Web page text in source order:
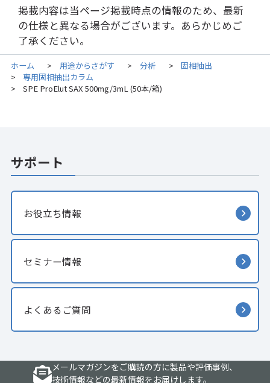
掲載内容は当ページ掲載時点の情報のため、最新
の仕様と異なる場合がございます。あらかじめご
了承ください。
ホーム > 用途からさがす > 分析 > 固相抽出
> 専用固相抽出カラム
> SPE ProElut SAX 500mg/3mL (50本/箱)
サポート
お役立ち情報
セミナー情報
よくあるご質問
メールマガジンをご購読の方に製品や評価事例、
技術情報などの最新情報をお届けします。